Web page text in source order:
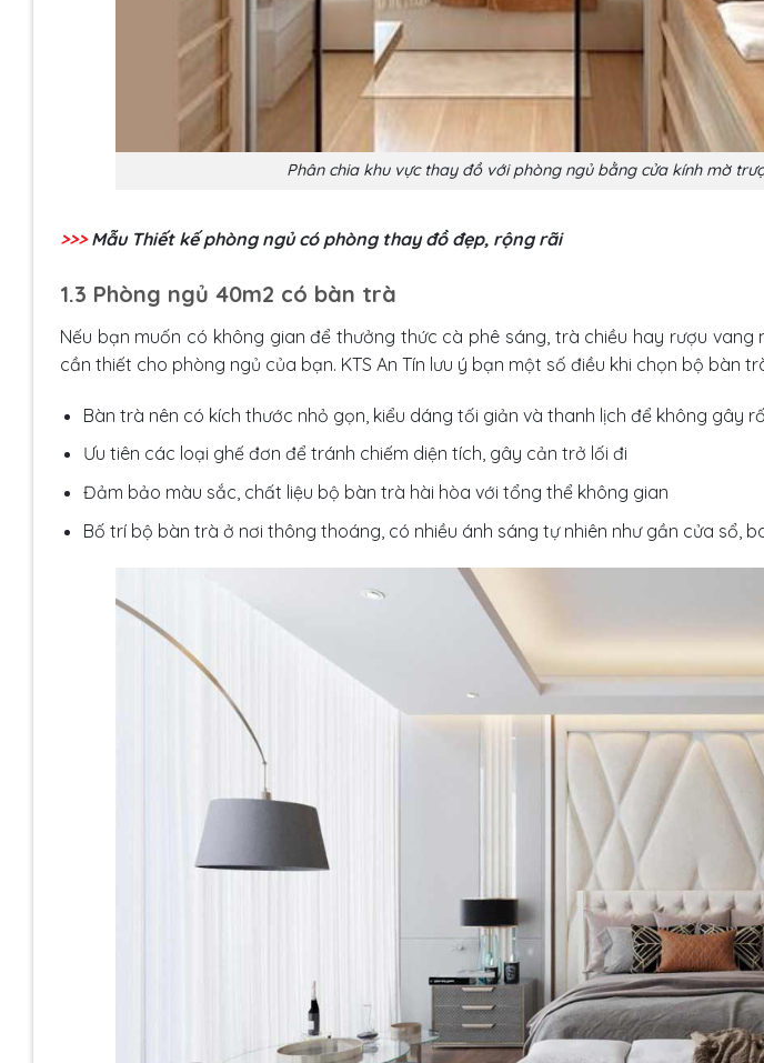
Phân chia khu vực thay đồ với phòng ngủ bằng cửa kính mờ
>>> Mẫu Thiết kế phòng ngủ có phòng thay đồ đẹp, rộng rãi
1.3 Phòng ngủ 40m2 có bàn trà
Nếu bạn muốn có không gian để thưởng thức cà phê sáng, trà chiều hay rượu
cần thiết cho phòng ngủ của bạn. KTS An Tín lưu ý bạn một số điều khi chọn bộ bàn
Bàn trà nên có kích thước nhỏ gọn, kiểu dáng tối giản và thanh lịch để không gây
Ưu tiên các loại ghế đơn để tránh chiếm diện tích, gây cản trở lối đi
Đảm bảo màu sắc, chất liệu bộ bàn trà hài hòa với tổng thể không gian
Bố trí bộ bàn trà ở nơi thông thoáng, có nhiều ánh sáng tự nhiên như gần cửa sổ,